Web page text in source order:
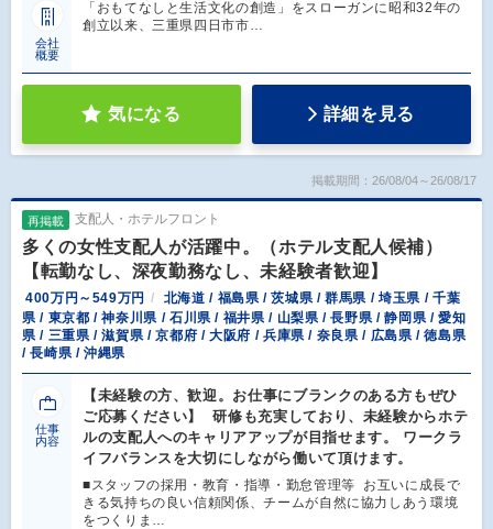
会社
概要
「おもてなしと生活文化の創造」をスローガンに昭和32年の
創立以来、三重県四日市市…
気になる 詳細を見る
掲載期間：26/08/04～26/08/17
再掲載 支配人・ホテルフロント
多くの女性支配人が活躍中。（ホテル支配人候補）
【転勤なし、深夜勤務なし、未経験者歓迎】
400万円～549万円
北海道 / 福島県 / 茨城県 / 群馬県 / 埼玉県 / 千葉
県 / 東京都 / 神奈川県 / 石川県 / 福井県 / 山梨県 / 長野県 / 静岡県 / 愛知
県 / 三重県 / 滋賀県 / 京都府 / 大阪府 / 兵庫県 / 奈良県 / 広島県 / 徳島県
/ 長崎県 / 沖縄県
仕事
内容
【未経験の方、歓迎。お仕事にブランクのある方もぜひ
ご応募ください】 研修も充実しており、未経験からホテ
ルの支配人へのキャリアアップが目指せます。 ワークラ
イフバランスを大切にしながら働いて頂けます。
■スタッフの採用・教育・指導・勤怠管理等 お互いに成長で
きる気持ちの良い信頼関係、チームが自然に協力しあう環境
をつくりま…